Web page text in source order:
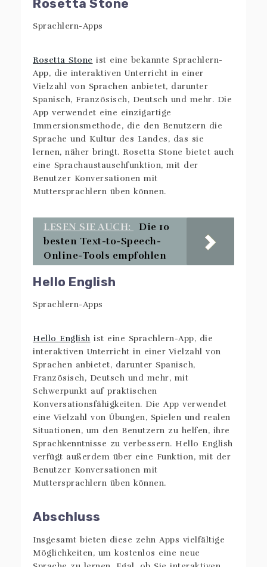
Rosetta Stone
Rosetta Stone ist eine bekannte Sprachlern-
App, die interaktiven Unterricht in einer
Vielzahl von Sprachen anbietet, darunter
Spanisch, Französisch, Deutsch und mehr. Die
App verwendet eine einzigartige
Immersionsmethode, die den Benutzern die
Sprache und Kultur des Landes, das sie
lernen, näher bringt. Rosetta Stone bietet auch
eine Sprachaustauschfunktion, mit der
Benutzer Konversationen mit
Muttersprachlern üben können.
LESEN SIE AUCH:
Die 10
besten Text-to-Speech-
Online-Tools empfohlen
Hello English
Hello English ist eine Sprachlern-App, die
interaktiven Unterricht in einer Vielzahl von
Sprachen anbietet, darunter Spanisch,
Französisch, Deutsch und mehr, mit
Schwerpunkt auf praktischen
Konversationsfähigkeiten. Die App verwendet
eine Vielzahl von Übungen, Spielen und realen
Situationen, um den Benutzern zu helfen, ihre
Sprachkenntnisse zu verbessern. Hello English
verfügt außerdem über eine Funktion, mit der
Benutzer Konversationen mit
Muttersprachlern üben können.
Abschluss
Insgesamt bieten diese zehn Apps vielfältige
Möglichkeiten, um kostenlos eine neue